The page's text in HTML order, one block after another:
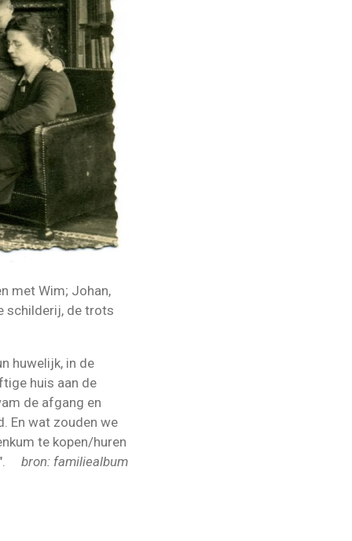
met Wim; Johan,
schilderij, de trots
huwelijk, in de
huis aan de
de afgang en
En wat zouden we
te kopen/huren
bron: familiealbum